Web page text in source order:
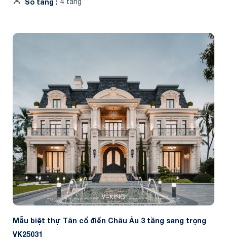
Số tầng
Mẫu biệt thự Tân cổ điển Châu Âu 3 tầng sang trọng
VK25031